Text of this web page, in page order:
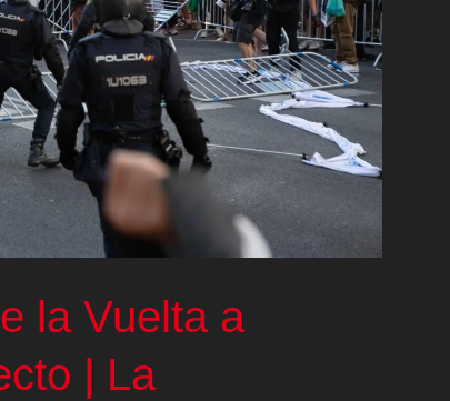
la Vuelta a
| La